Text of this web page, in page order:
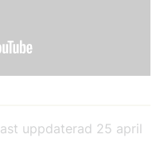
uppdaterad 25 april